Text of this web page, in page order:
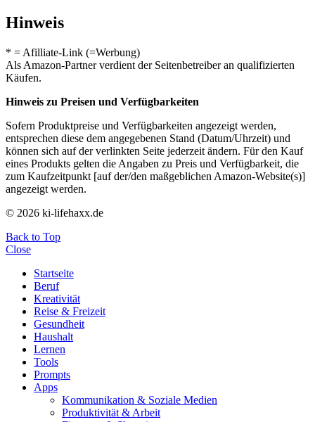
Hinweis
* = Afilliate-Link (=Werbung)
Als Amazon-Partner verdient der Seitenbetreiber an qualifizierten
Käufen.
Hinweis zu Preisen und Verfügbarkeiten
Sofern Produktpreise und Verfügbarkeiten angezeigt werden,
entsprechen diese dem angegebenen Stand (Datum/Uhrzeit) und
können sich auf der verlinkten Seite jederzeit ändern. Für den Kauf
eines Produkts gelten die Angaben zu Preis und Verfügbarkeit, die
zum Kaufzeitpunkt [auf der/den maßgeblichen Amazon-Website(s)]
angezeigt werden.
© 2026 ki-lifehaxx.de
Back to Top
Close
Startseite
Beruf
Kreativität
Reise & Freizeit
Gesundheit
Haushalt
Lernen
Tools
Prompts
Apps
Kommunikation & Soziale Medien
Produktivität & Arbeit